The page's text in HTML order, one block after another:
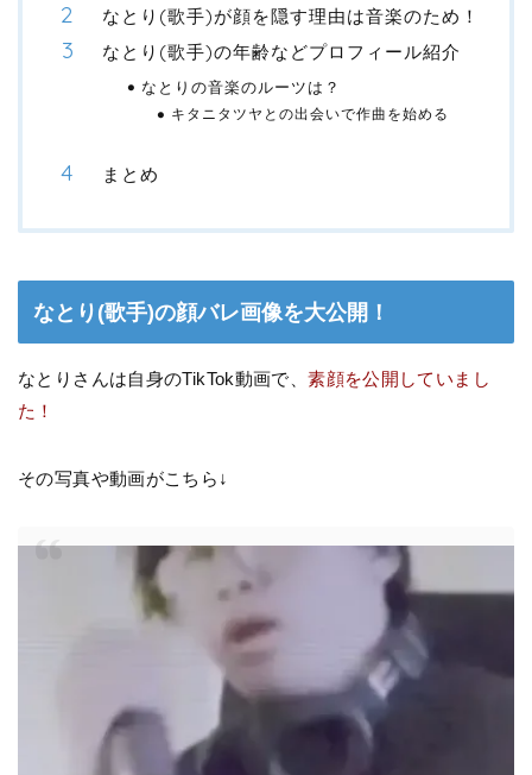
なとり(歌手)が顔を隠す理由は音楽のため！
なとり(歌手)の年齢などプロフィール紹介
なとりの音楽のルーツは？
キタニタツヤとの出会いで作曲を始める
まとめ
なとり(歌手)の顔バレ画像を大公開！
なとりさんは自身のTikTok動画で、素顔を公開していまし
た！
その写真や動画がこちら↓